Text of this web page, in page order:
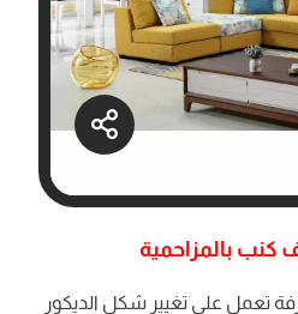
بالمزاحمية
تعمل على تغيير شكل الديكور